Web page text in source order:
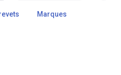
depuis 30 ans
Marques